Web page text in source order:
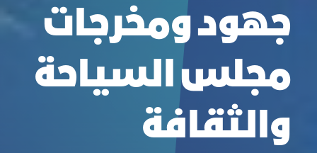
جهود ومخرجات
مجلس السياحة
والثقافة